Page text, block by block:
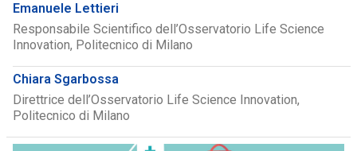
Emanuele Lettieri
Responsabile Scientifico dell’Osservatorio Life Science
Innovation, Politecnico di Milano
Chiara Sgarbossa
Direttrice dell’Osservatorio Life Science Innovation,
Politecnico di Milano